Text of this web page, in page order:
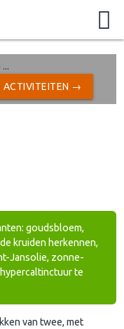
ACTIVITEITEN →
goudsbloem,
kruiden herkennen,
Jansolie, zonne-
te
van twee, met